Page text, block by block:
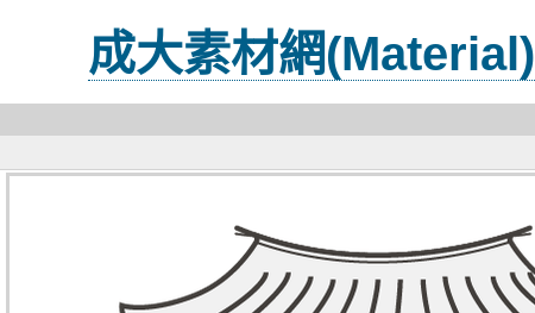
成大素材網(Material)